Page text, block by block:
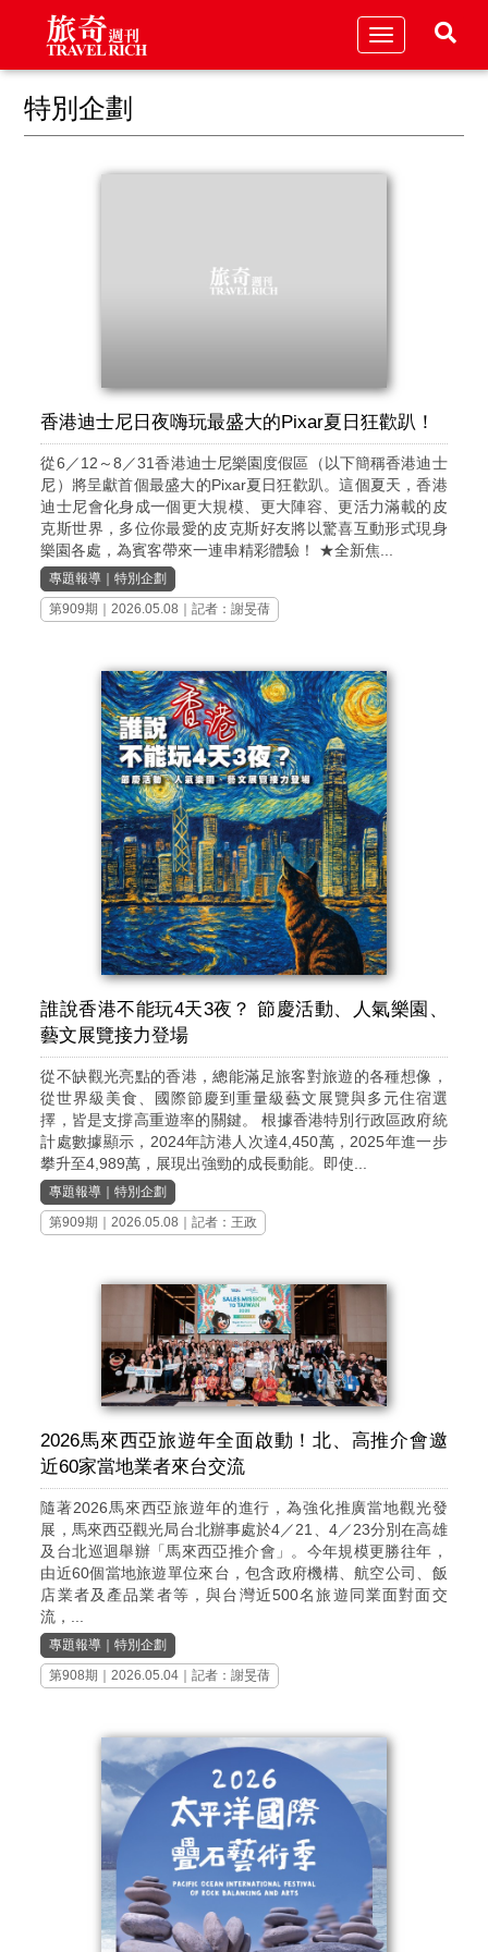
Toggle
特別企劃
香港迪士尼日夜嗨玩最盛大的Pixar夏日狂歡趴！
從6／12～8／31香港迪士尼樂園度假區（以下簡稱香港迪士
尼）將呈獻首個最盛大的Pixar夏日狂歡趴。這個夏天，香港
迪士尼會化身成一個更大規模、更大陣容、更活力滿載的皮
克斯世界，多位你最愛的皮克斯好友將以驚喜互動形式現身
樂園各處，為賓客帶來一連串精彩體驗！ ★全新焦...
專題報導 ｜特別企劃
第909期
｜2026.05.08｜記者：謝旻蒨
誰說香港不能玩4天3夜？ 節慶活動、人氣樂園、
藝文展覽接力登場
從不缺觀光亮點的香港，總能滿足旅客對旅遊的各種想像，
從世界級美食、國際節慶到重量級藝文展覽與多元住宿選
擇，皆是支撐高重遊率的關鍵。 根據香港特別行政區政府統
計處數據顯示，2024年訪港人次達4,450萬，2025年進一步
攀升至4,989萬，展現出強勁的成長動能。即使...
專題報導 ｜特別企劃
第909期 ｜2026.05.08｜記者：王政
2026馬來西亞旅遊年全面啟動！北、高推介會邀
近60家當地業者來台交流
隨著2026馬來西亞旅遊年的進行，為強化推廣當地觀光發
展，馬來西亞觀光局台北辦事處於4／21、4／23分別在高雄
及台北巡迴舉辦「馬來西亞推介會」。今年規模更勝往年，
由近60個當地旅遊單位來台，包含政府機構、航空公司、飯
店業者及產品業者等，與台灣近500名旅遊同業面對面交
流，...
專題報導 ｜特別企劃
第908期
｜2026.05.04｜記者：謝旻蒨